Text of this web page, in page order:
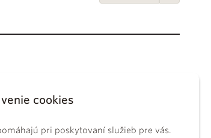
cookies
pri poskytovaní služieb pre vás.
Digitálne vydanie
Používanie cookies